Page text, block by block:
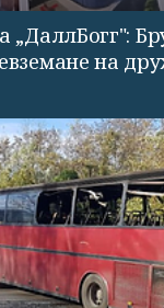
„ДаллБогг":
на